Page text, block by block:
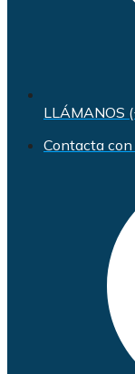
LLÁMANOS
Contacta